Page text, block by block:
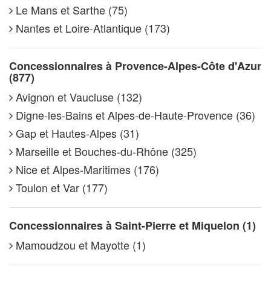
Le Mans et Sarthe (75)
Nantes et Loire-Atlantique (173)
Concessionnaires à Provence-Alpes-Côte d'Azur
(877)
Avignon et Vaucluse (132)
Digne-les-Bains et Alpes-de-Haute-Provence (36)
Gap et Hautes-Alpes (31)
Marseille et Bouches-du-Rhône (325)
Nice et Alpes-Maritimes (176)
Toulon et Var (177)
Concessionnaires à Saint-Pierre et Miquelon (1)
Mamoudzou et Mayotte (1)